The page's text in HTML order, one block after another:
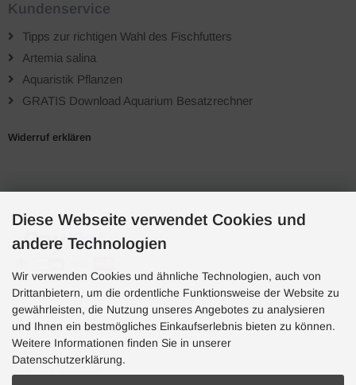
Kundenservice
Tipps zur richtigen Wahl des Fischfutters
Artemia salina
Aquaristik Pflanzen
GRATIS Download Aquarium Besatzrechner
Widerruf erklären
Zahlungsarten
Hotline
Hotline
Diese Webseite verwendet Cookies und
andere Technologien
Wir verwenden Cookies und ähnliche Technologien, auch von
Drittanbietern, um die ordentliche Funktionsweise der Website zu
gewährleisten, die Nutzung unseres Angebotes zu analysieren
und Ihnen ein bestmögliches Einkaufserlebnis bieten zu können.
Weitere Informationen finden Sie in unserer
Datenschutzerklärung.